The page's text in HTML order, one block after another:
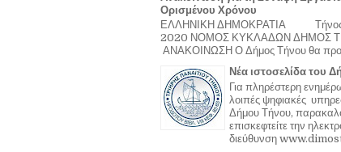
Ορισμένου Χρόνου
ΕΛΛΗΝΙΚΗ ΔΗΜΟΚΡΑΤΙΑ Τήνος,
2020 ΝΟΜΟΣ ΚΥΚΛΑΔΩΝ ΔΗΜΟΣ
ΑΝΑΚΟΙΝΩΣΗ Ο Δήμος Τήνου θα
Νέα ιστοσελίδα του
Για πληρέστερη
λοιπές ψηφιακές
Δήμου Τήνου,
επισκεφτείτε την
διεύθυνση